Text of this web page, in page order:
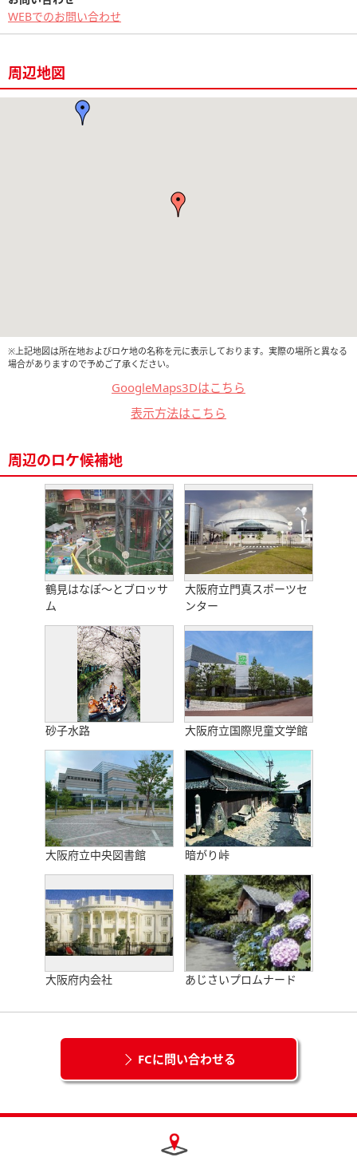
WEBでのお問い合わせ
周辺地図
※上記地図は所在地およびロケ地の名称を元に表示しております。実際の場所と異なる
場合がありますので予めご了承ください。
GoogleMaps3Dはこちら
表示方法はこちら
周辺のロケ候補地
鶴見はなぽ〜とブロッサ
ム
大阪府立門真スポーツセ
ンター
砂子水路 大阪府立国際児童文学館
大阪府立中央図書館 暗がり峠
大阪府内会社 あじさいプロムナード
FCに問い合わせる